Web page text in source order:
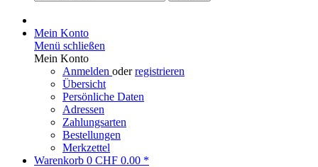
Mein Konto
Menü schließen
Mein Konto
Anmelden oderregistrieren
Übersicht
Persönliche Daten
Adressen
Zahlungsarten
Bestellungen
Merkzettel
Warenkorb 0 CHF 0.00 *